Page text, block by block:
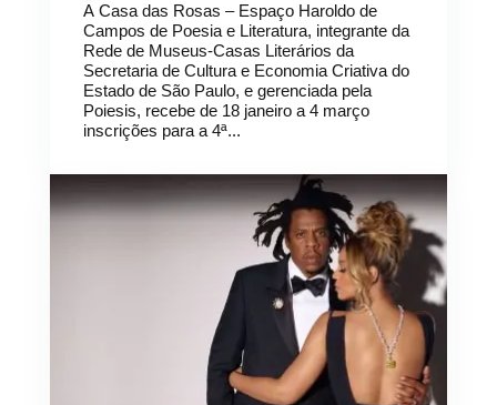
A Casa das Rosas – Espaço Haroldo de
Campos de Poesia e Literatura, integrante da
Rede de Museus-Casas Literários da
Secretaria de Cultura e Economia Criativa do
Estado de São Paulo, e gerenciada pela
Poiesis, recebe de 18 janeiro a 4 março
inscrições para a 4ª...